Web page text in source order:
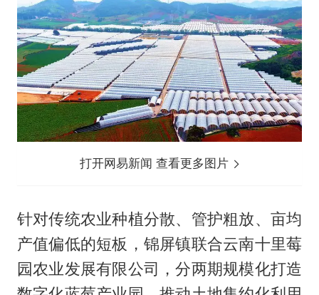
打开网易新闻 查看更多图片
针对传统农业种植分散、管护粗放、亩均
产值偏低的短板，锦屏镇联合云南十里莓
园农业发展有限公司，分两期规模化打造